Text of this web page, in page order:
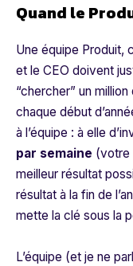
Quand le
Une équipe Produit,
et le CEO doivent
“chercher” un
chaque début
à l’équipe : à elle
par semaine (votre
meilleur résultat
résultat à la fin de
mette la clé sous la
L’équipe (et je ne